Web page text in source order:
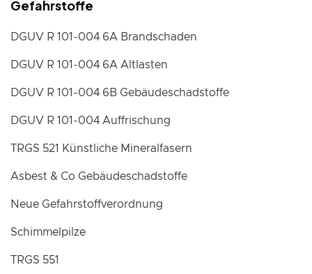
Gefahrstoffe
DGUV R 101-004 6A Brandschaden
DGUV R 101-004 6A Altlasten
DGUV R 101-004 6B Gebäudeschadstoffe
DGUV R 101-004 Auffrischung
TRGS 521 Künstliche Mineralfasern
Asbest & Co Gebäudeschadstoffe
Neue Gefahrstoffverordnung
Schimmelpilze
TRGS 551